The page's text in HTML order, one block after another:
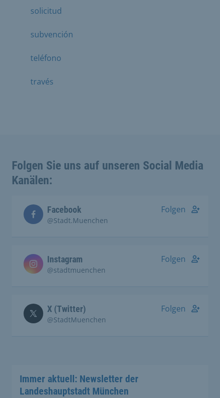
solicitud
subvención
teléfono
través
Folgen Sie uns auf unseren Social Media
Kanälen:
Facebook
@Stadt.Muenchen
Folgen
Instagram
@stadtmuenchen
Folgen
X (Twitter)
@StadtMuenchen
Folgen
Immer aktuell: Newsletter der
Landeshauptstadt München